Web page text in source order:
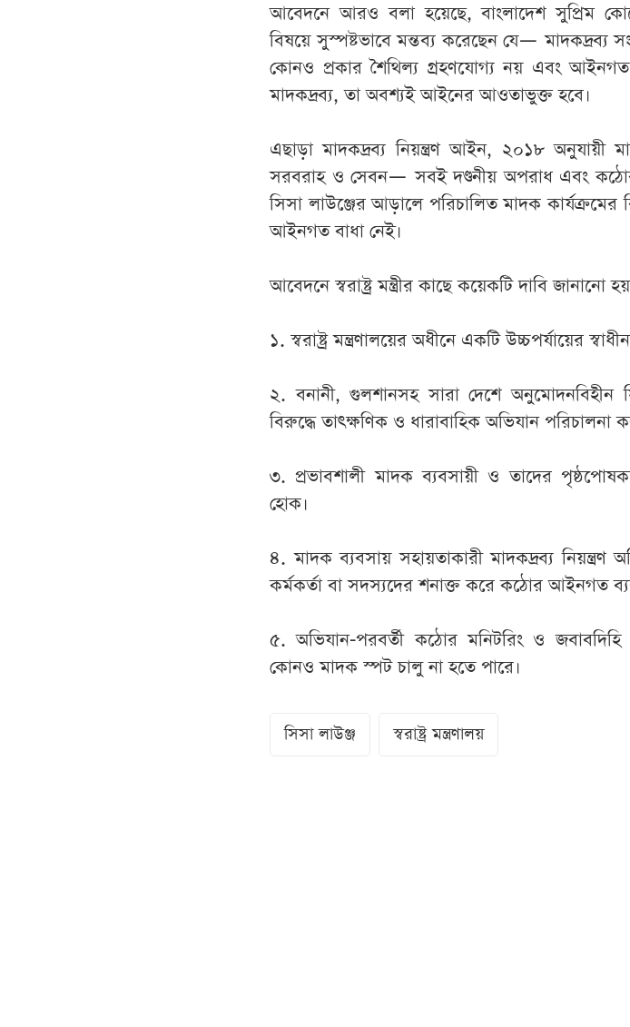
আবেদনে আরও বলা হয়েছে, বাংলাদেশ সুপ্রিম
বিষয়ে সুস্পষ্টভাবে মন্তব্য করেছেন যে— মাদকদ্রব্য
কোনও প্রকার শৈথিল্য গ্রহণযোগ্য নয় এবং আইনগত
মাদকদ্রব্য, তা অবশ্যই আইনের আওতাভুক্ত হবে।
এছাড়া মাদকদ্রব্য নিয়ন্ত্রণ আইন, ২০১৮ অনুযায়ী
সরবরাহ ও সেবন— সবই দণ্ডনীয় অপরাধ এবং কঠোর
সিসা লাউঞ্জের আড়ালে পরিচালিত মাদক
আইনগত বাধা নেই।
আবেদনে স্বরাষ্ট্র মন্ত্রীর কাছে কয়েকটি দাবি
১. স্বরাষ্ট্র মন্ত্রণালয়ের অধীনে একটি উচ্চপর্যায়ের
২. বনানী, গুলশানসহ সারা দেশে
বিরুদ্ধে তাৎক্ষণিক ও ধারাবাহিক অভিযান পরিচালনা
৩. প্রভাবশালী মাদক ব্যবসায়ী ও তাদের
হোক।
৪. মাদক ব্যবসায় সহায়তাকারী মাদকদ্রব্য
কর্মকর্তা বা সদস্যদের শনাক্ত করে কঠোর আইনগত
৫. অভিযান-পরবর্তী কঠোর মনিটরিং ও
কোনও মাদক স্পট চালু না হতে পারে।
সিসা লাউঞ্জ স্বরাষ্ট্র মন্ত্রণালয়